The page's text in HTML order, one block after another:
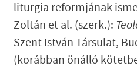
liturgia reformjának
Zoltán et al. (szerk.):
Szent István Társulat,
(korábban önálló